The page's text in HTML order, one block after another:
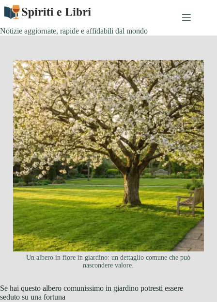
Salta
contenuto
Notizie aggiornate, rapide e affidabili dal mondo
Un albero in fiore in giardino: un dettaglio comune che può
nascondere valore.
Se hai questo albero comunissimo in giardino potresti essere
seduto su una fortuna